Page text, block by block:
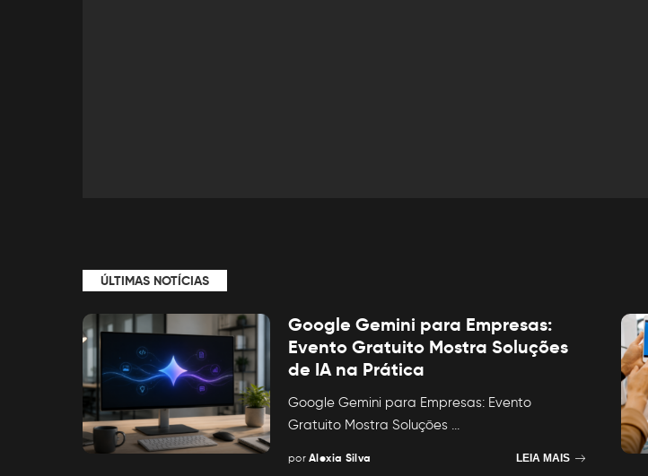
ÚLTIMAS NOTÍCIAS
Google Gemini para Empresas:
Evento Gratuito Mostra Soluções
de IA na Prática
Google Gemini para Empresas: Evento
Gratuito Mostra Soluções ...
Posted
por Alexia Silva LEIA MAIS